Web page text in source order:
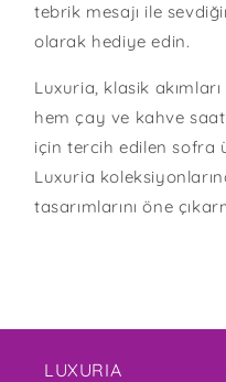
tebrik mesajı ile
olarak hediye edin.
Luxuria, klasik
hem çay ve kahve
için tercih edilen sofra
Luxuria
tasarımlarını öne
LUXURIA